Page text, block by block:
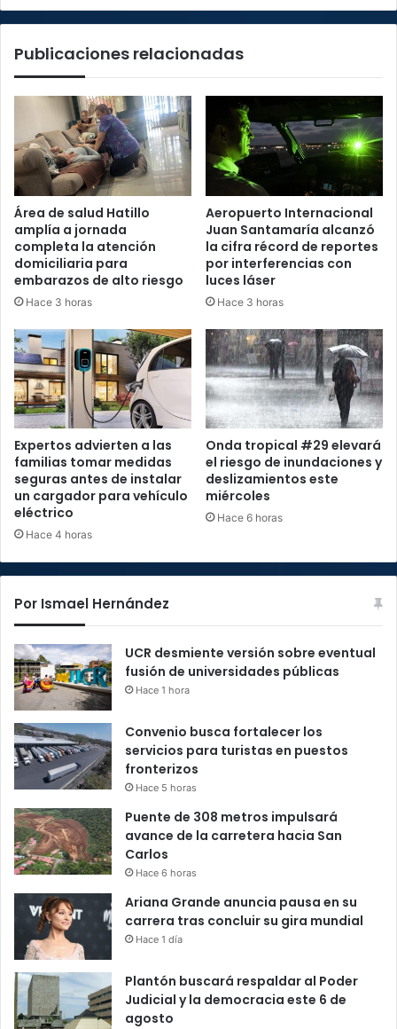
su
energética
Publicaciones relacionadas
Área de salud Hatillo
amplía a jornada
completa la atención
domiciliaria para
embarazos de alto riesgo
Hace 3 horas
Aeropuerto Internacional
Juan Santamaría alcanzó
la cifra récord de reportes
por interferencias con
luces láser
Hace 3 horas
Expertos advierten a las
familias tomar medidas
seguras antes de instalar
un cargador para vehículo
eléctrico
Hace 4 horas
Onda tropical #29 elevará
el riesgo de inundaciones y
deslizamientos este
miércoles
Hace 6 horas
Por Ismael Hernández
UCR desmiente versión sobre eventual
fusión de universidades públicas
Hace 1 hora
Convenio busca fortalecer los
servicios para turistas en puestos
fronterizos
Hace 5 horas
Puente de 308 metros impulsará
avance de la carretera hacia San
Carlos
Hace 6 horas
Ariana Grande anuncia pausa en su
carrera tras concluir su gira mundial
Hace 1 día
Plantón buscará respaldar al Poder
Judicial y la democracia este 6 de
agosto